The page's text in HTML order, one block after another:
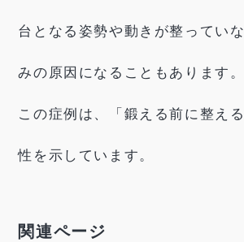
台となる姿勢や動きが整ってい
みの原因になることもあります。
この症例は、「鍛える前に整え
性を示しています。
関連ページ